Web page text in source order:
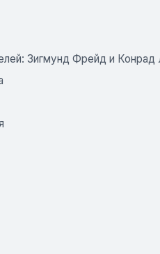
Зигмунд Фрейд и Конрад